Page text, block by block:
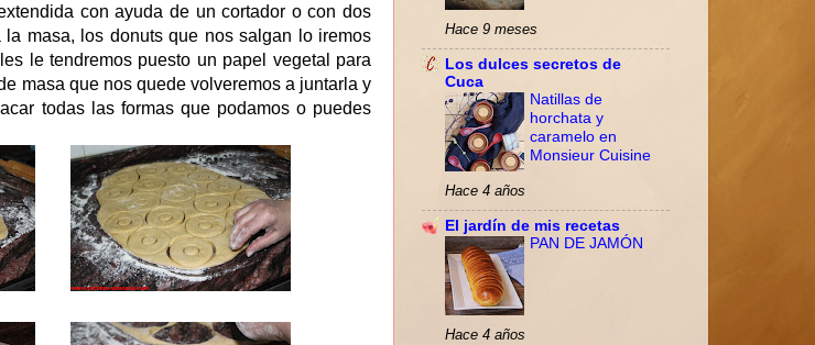
con ayuda de un cortador o con dos
la masa, los donuts que nos salgan lo iremos
le tendremos puesto un papel vegetal para
masa que nos quede volveremos a juntarla y
todas las formas que podamos o puedes
Hace 9 meses
Los dulces secretos de
Cuca
Natillas de
horchata y
caramelo en
Monsieur Cuisine
Hace 4 años
El jardín de mis recetas
PAN DE JAMÓN
Hace 4 años